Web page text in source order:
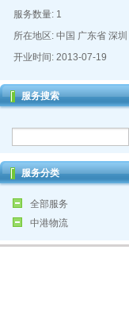
服务数量: 1
所在地区: 中国 广东省 深圳
开业时间: 2013-07-19
服务搜索
服务分类
全部服务
中港物流